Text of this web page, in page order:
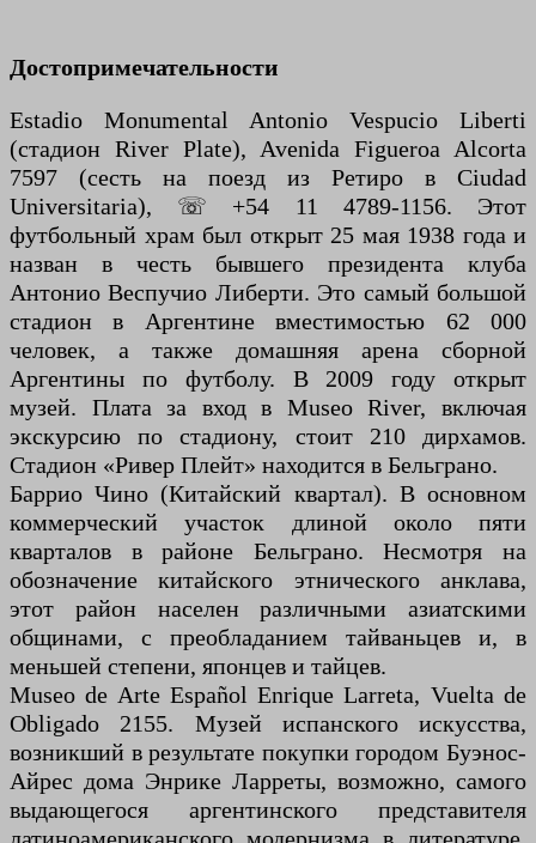
Достопримечательности
Estadio Monumental Antonio Vespucio Liberti
(стадион River Plate), Avenida Figueroa Alcorta
7597 (сесть на поезд из Ретиро в Ciudad
Universitaria), ☏ +54 11 4789-1156. Этот
футбольный храм был открыт 25 мая 1938 года и
назван в честь бывшего президента клуба
Антонио Веспучио Либерти. Это самый большой
стадион в Аргентине вместимостью 62 000
человек, а также домашняя арена сборной
Аргентины по футболу. В 2009 году открыт
музей. Плата за вход в Museo River, включая
экскурсию по стадиону, стоит 210 дирхамов.
Стадион «Ривер Плейт» находится в Бельграно.
Баррио Чино (Китайский квартал). В основном
коммерческий участок длиной около пяти
кварталов в районе Бельграно. Несмотря на
обозначение китайского этнического анклава,
этот район населен различными азиатскими
общинами, с преобладанием тайваньцев и, в
меньшей степени, японцев и тайцев.
Museo de Arte Español Enrique Larreta, Vuelta de
Obligado 2155. Музей испанского искусства,
возникший в результате покупки городом Буэнос-
Айрес дома Энрике Ларреты, возможно, самого
выдающегося аргентинского представителя